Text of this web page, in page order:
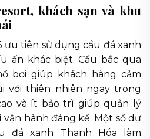
khách sạn và khu
ưu tiên sử dụng cầu đá xanh
ấn khác biệt. Cầu bắc qua
bơi giúp khách hàng cảm
với thiên nhiên ngay trong
và ít bảo trì giúp quản lý
hành đáng kể. Một số dự
đá xanh Thanh Hóa làm